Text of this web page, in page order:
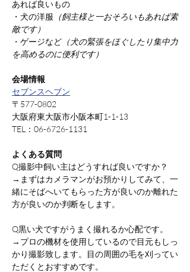
あれば良いもの
・犬の洋服 （飼主様と一おそろいもあれば素
敵です）
・ゲージなど （犬の緊張をほぐしたり集中力
を高めるのに便利です）
会場情報
セブンスヘブン
〒577-0802
大阪府東大阪市小阪本町1-1-13
TEL：06-6726-1131
よくある質問
Q撮影中飼い主はどうすれば良いですか？
→まずはカメラマンがお預かりしてみて、一
緒にそばへいてもらった方が良いのか離れた
方が良いのか判断をします。
Q黒い犬ですがうまく撮れるか心配です。
→プロの機材を使用しているので目元もしっ
かり撮影致します。目の周囲の毛を刈ってい
ただくとおすすめです。